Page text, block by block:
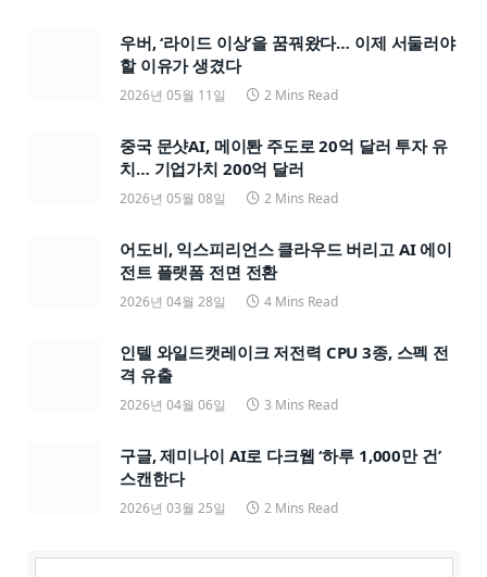
우버, ‘라이드 이상’을 꿈꿔왔다… 이제 서둘러야
할 이유가 생겼다
2026년 05월 11일 2 Mins Read
중국 문샷AI, 메이퇀 주도로 20억 달러 투자 유
치… 기업가치 200억 달러
2026년 05월 08일 2 Mins Read
어도비, 익스피리언스 클라우드 버리고 AI 에이
전트 플랫폼 전면 전환
2026년 04월 28일 4 Mins Read
인텔 와일드캣레이크 저전력 CPU 3종, 스펙 전
격 유출
2026년 04월 06일 3 Mins Read
구글, 제미나이 AI로 다크웹 ‘하루 1,000만 건’
스캔한다
2026년 03월 25일 2 Mins Read